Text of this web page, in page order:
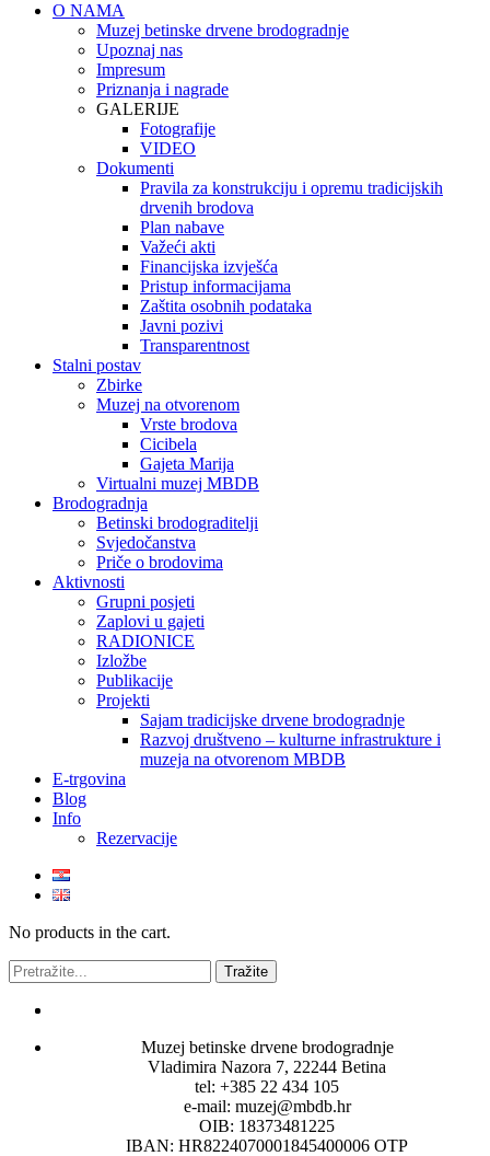
O NAMA
Muzej betinske drvene brodogradnje
Upoznaj nas
Impresum
Priznanja i nagrade
GALERIJE
Fotografije
VIDEO
Dokumenti
Pravila za konstrukciju i opremu tradicijskih
drvenih brodova
Plan nabave
Važeći akti
Financijska izvješća
Pristup informacijama
Zaštita osobnih podataka
Javni pozivi
Transparentnost
Stalni postav
Zbirke
Muzej na otvorenom
Vrste brodova
Cicibela
Gajeta Marija
Virtualni muzej MBDB
Brodogradnja
Betinski brodograditelji
Svjedočanstva
Priče o brodovima
Aktivnosti
Grupni posjeti
Zaplovi u gajeti
RADIONICE
Izložbe
Publikacije
Projekti
Sajam tradicijske drvene brodogradnje
Razvoj društveno – kulturne infrastrukture i
muzeja na otvorenom MBDB
E-trgovina
Blog
Info
Rezervacije
No products in the cart.
Muzej betinske drvene brodogradnje
Vladimira Nazora 7, 22244 Betina
tel: +385 22 434 105
e-mail: muzej@mbdb.hr
OIB: 18373481225
IBAN: HR8224070001845400006 OTP